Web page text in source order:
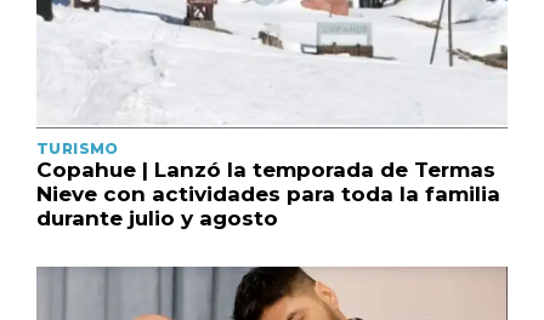
TURISMO
Copahue | Lanzó la temporada de Termas
Nieve con actividades para toda la familia
durante julio y agosto